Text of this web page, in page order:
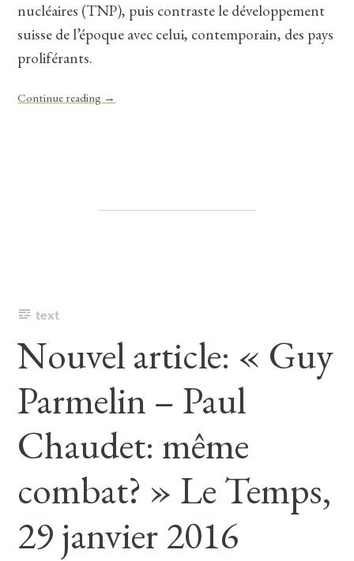
nucléaires (TNP), puis contraste le développement
suisse de l’époque avec celui, contemporain, des pays
proliférants.
Continue reading →
text
Nouvel article: « Guy
Parmelin – Paul
Chaudet: même
combat? » Le Temps,
29 janvier 2016